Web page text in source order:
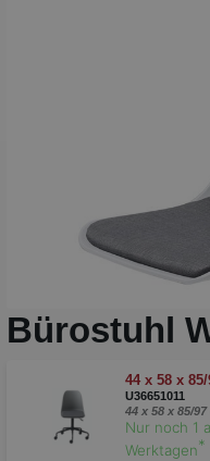
Bürostuhl
44 x 58 x
U36651011
44 x 58 x 85/97
Nur noch 1
Werktagen*